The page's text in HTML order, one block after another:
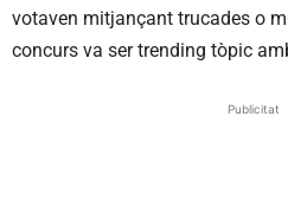
votaven mitjançant trucades o
concurs va ser trending tòpic
Publicitat